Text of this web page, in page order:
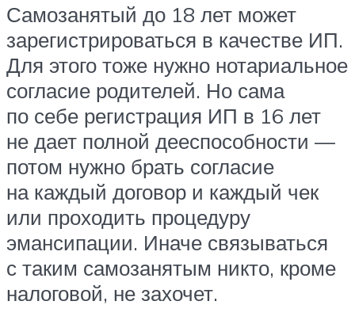
Самозанятый до 18 лет может
зарегистрироваться в качестве ИП.
Для этого тоже нужно нотариальное
согласие родителей. Но сама
по себе регистрация ИП в 16 лет
не дает полной дееспособности —
потом нужно брать согласие
на каждый договор и каждый чек
или проходить процедуру
эмансипации. Иначе связываться
с таким самозанятым никто, кроме
налоговой, не захочет.